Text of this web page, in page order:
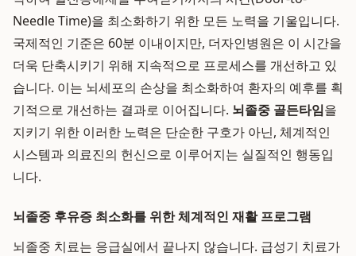
Needle Time)을 최소화하기 위한 모든 노력을 기울입니다.
국제적인 기준은 60분 이내이지만, 더자인병원은 이 시간을
더욱 단축시키기 위해 지속적으로 프로세스를 개선하고 있
습니다. 이는 뇌세포의 손상을 최소화하여 환자의 예후를 획
기적으로 개선하는 결과로 이어집니다. 뇌졸중 골든타임을
지키기 위한 이러한 노력은 단순한 구호가 아닌, 체계적인
시스템과 의료진의 헌신으로 이루어지는 실질적인 행동입
니다.
뇌졸중 후유증 최소화를 위한 체계적인 재활 프로그램
뇌졸중 치료는 응급실에서 끝나지 않습니다. 급성기 치료가